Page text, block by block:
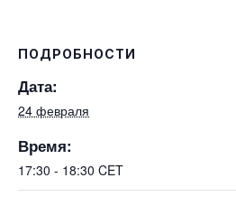
ПОДРОБНОСТИ
Дата:
24 февраля
Время:
17:30 - 18:30 CET